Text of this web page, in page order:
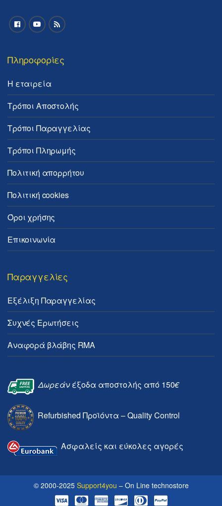
Πληροφορίες
Η εταιρεία
Τρόποι Αποστολής
Τρόποι Παραγγελίας
Τρόποι Πληρωμής
Πολιτική απορρήτου
Πολιτική cookies
Όροι χρήσης
Επικοινωνία
Παραγγελίες
Εξέλιξη Παραγγελίας
Συχνές Ερωτήσεις
Αναφορά βλάβης RMA
Δωρεάνέξοδα αποστολής από 150€
Refurbished Προϊόντα – Quality Control
Ασφαλείς και εύκολες αγορές
© 2000-2025 Support4you – On Line technostore